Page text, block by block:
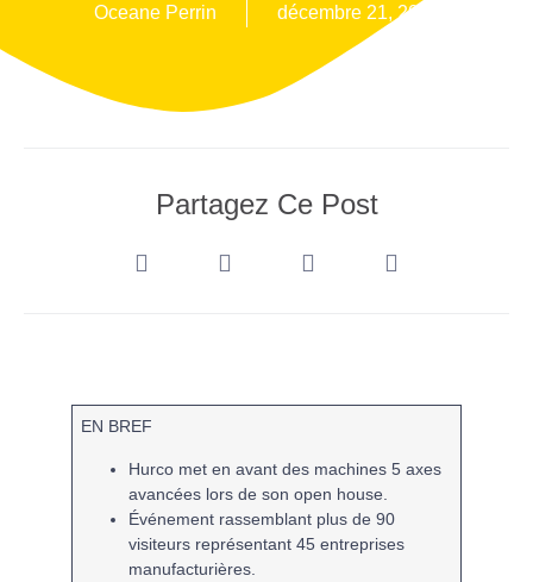
Oceane Perrin décembre 21, 2024
Partagez Ce Post
EN BREF
Hurco met en avant des machines5 axes
avancées lors de son open house.
Événement rassemblant plus de90
visiteurs représentant45 entreprises
manufacturières.